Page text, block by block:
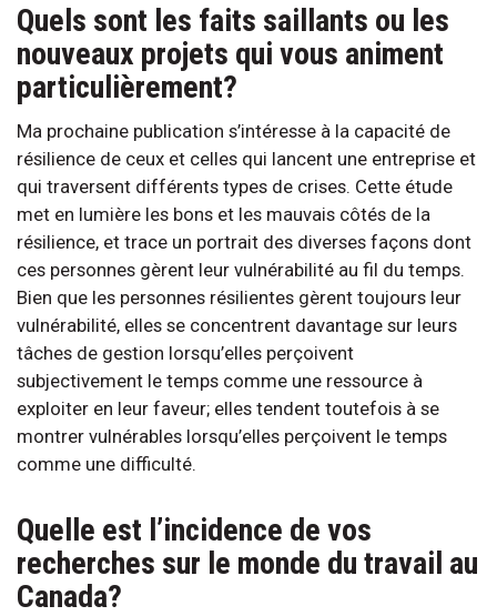
Quels sont les faits saillants ou les
nouveaux projets qui vous animent
particulièrement?
Ma prochaine publication s’intéresse à la capacité de
résilience de ceux et celles qui lancent une entreprise et
qui traversent différents types de crises. Cette étude
met en lumière les bons et les mauvais côtés de la
résilience, et trace un portrait des diverses façons dont
ces personnes gèrent leur vulnérabilité au fil du temps.
Bien que les personnes résilientes gèrent toujours leur
vulnérabilité, elles se concentrent davantage sur leurs
tâches de gestion lorsqu’elles perçoivent
subjectivement le temps comme une ressource à
exploiter en leur faveur; elles tendent toutefois à se
montrer vulnérables lorsqu’elles perçoivent le temps
comme une difficulté.
Quelle est l’incidence de vos
recherches sur le monde du travail au
Canada?